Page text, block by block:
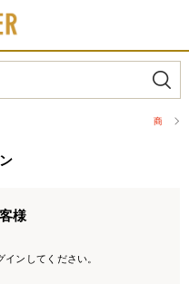
様
ンしてください。